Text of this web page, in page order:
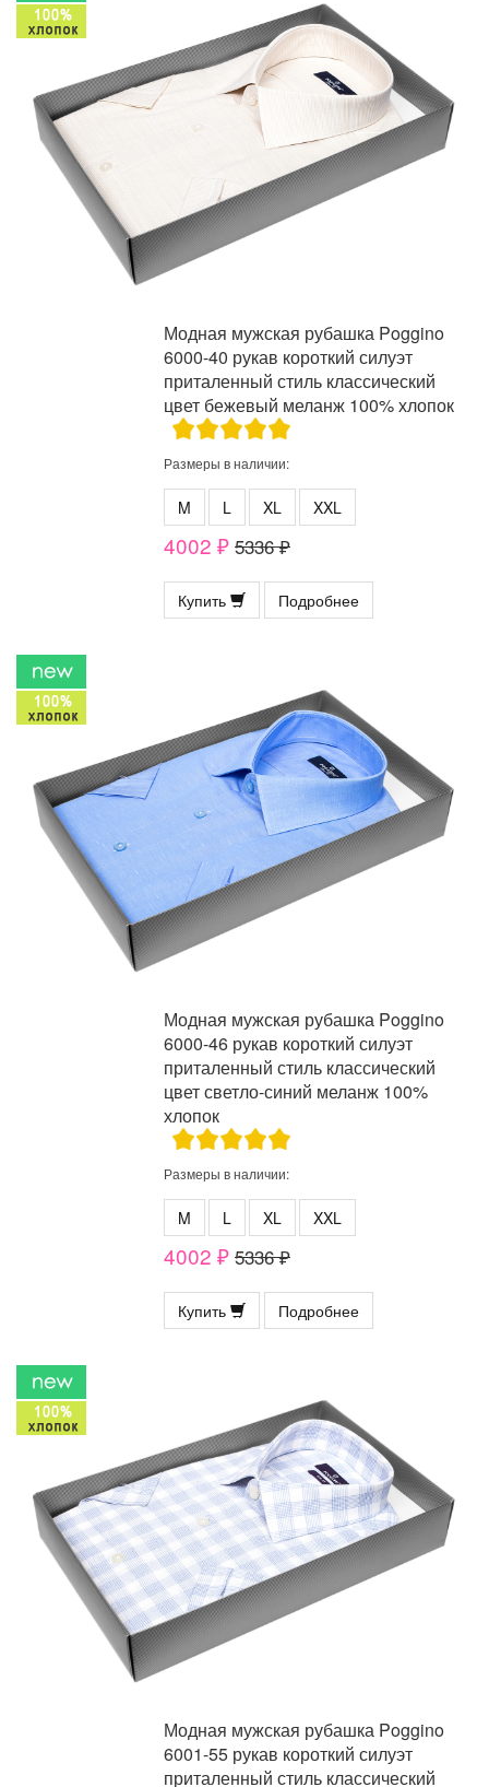
Модная мужская рубашка Poggino
6000-40 рукав короткий силуэт
приталенный стиль классический
цвет бежевый меланж 100% хлопок
Размеры в наличии:
M L XL XXL
4002 ₽ 5336 ₽
Купить Подробнее
Модная мужская рубашка Poggino
6000-46 рукав короткий силуэт
приталенный стиль классический
цвет светло-синий меланж 100%
хлопок
Размеры в наличии:
M L XL XXL
4002 ₽ 5336 ₽
Купить Подробнее
Модная мужская рубашка Poggino
6001-55 рукав короткий силуэт
приталенный стиль классический